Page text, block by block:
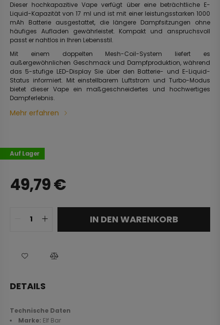
Dieser hochkapazitive Vape verfügt über eine beträchtliche E-
Liquid-Kapazität von 17 ml und ist mit einer leistungsstarken 1000
mAh Batterie ausgestattet, die längere Dampfsitzungen ohne
häufiges Aufladen gewährleistet. Kompakt und anspruchsvoll
passt er nahtlos in Ihren Lebensstil.
Mit einem doppelten Mesh-Coil-System liefert es
außergewöhnlichen Geschmack und Dampfproduktion, während
das 5-stufige LED-Display Sie über den Batterie- und E-Liquid-
Status informiert. Mit einstellbarem Luftstrom und Turbo-Modus
bietet dieser Vape ein maßgeschneidertes und hochwertiges
Dampferlebnis.
Mehr erfahren
Auf Lager
49,79€
IN DEN WARENKORB
DETAILS
Technische Daten
Marke: Elf Bar